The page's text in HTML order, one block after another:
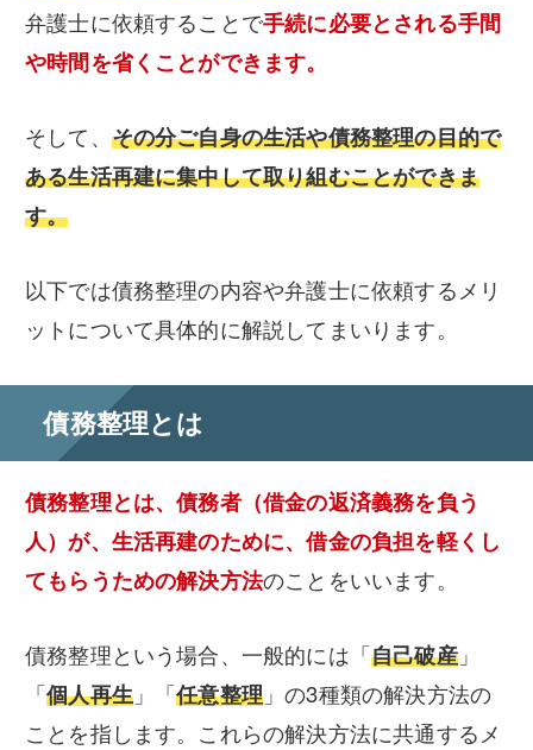
弁護士に依頼することで手続に必要とされる手間
や時間を省くことができます。
そして、 その分ご自身の生活や債務整理の目的で
ある生活再建に集中して取り組むことができま
す。
以下では債務整理の内容や弁護士に依頼するメリ
ットについて具体的に解説してまいります。
債務整理とは
債務整理とは、債務者（借金の返済義務を負う
人）が、生活再建のために、借金の負担を軽くし
てもらうための解決方法のことをいいます。
債務整理という場合、一般的には「自己破産」
「個人再生」「任意整理 」の3種類の解決方法の
ことを指します。これらの解決方法に共通するメ